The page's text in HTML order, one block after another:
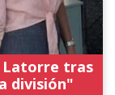
Latorre tras
división"